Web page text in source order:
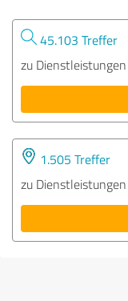
45.103 Treffer
zu
1.505 Treffer
zu